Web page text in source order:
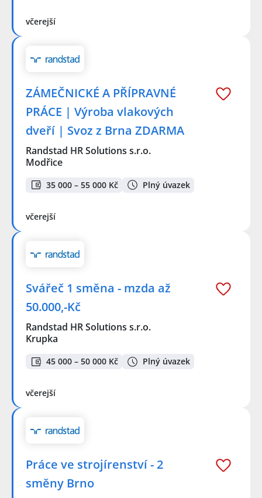
včerejší
ZÁMEČNICKÉ A PŘÍPRAVNÉ
PRÁCE | Výroba vlakových
dveří | Svoz z Brna ZDARMA
Randstad HR Solutions s.r.o.
Modřice
35 000 – 55 000 Kč Plný úvazek
včerejší
Svářeč 1 směna - mzda až
50.000,-Kč
Randstad HR Solutions s.r.o.
Krupka
45 000 – 50 000 Kč Plný úvazek
včerejší
Práce ve strojírenství - 2
směny Brno